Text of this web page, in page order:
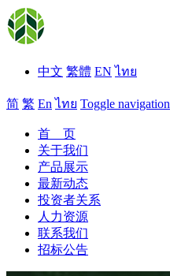
中文 繁體 EN ไทย
简 繁 En ไทย Toggle navigation
首 页
关于我们
产品展示
最新动态
投资者关系
人力资源
联系我们
招标公告